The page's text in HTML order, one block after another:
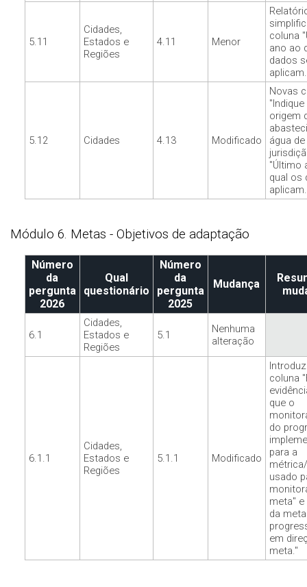
5.11
Cidades,
Estados e
Regiões
4.11 Menor
coluna
ano ao
dados
5.12 Cidades 4.13 Modificado
Novas
origem
água
"Último
qual os
Módulo 6. Metas - Objetivos de adaptação
Número
da
pergunta
2026
Qual
questionário
Número
da
pergunta
2025
Mudança
6.1
Cidades,
Estados e
Regiões
5.1
Nenhuma
alteração
6.1.1
Cidades,
Estados e
Regiões
5.1.1 Modificado
coluna
que o
do
para a
usado
meta"
da
em
meta."